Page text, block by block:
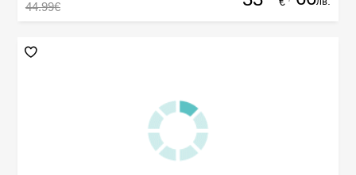
44.99€